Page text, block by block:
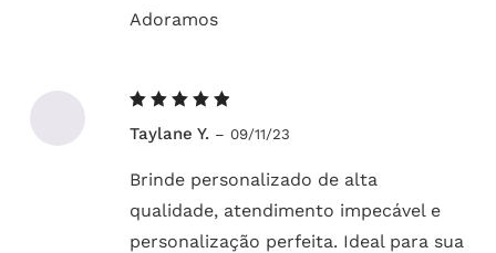
Adoramos
5de 5
Taylane Y. – 09/11/23
Brinde personalizado de alta
qualidade, atendimento impecável e
personalização perfeita. Ideal para sua